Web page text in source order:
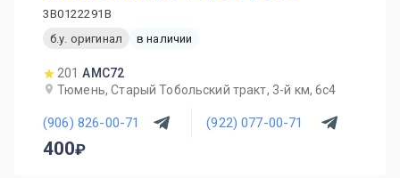
3B0122291B
б.у. оригинал
в наличии
201 AMC72
Тюмень, Старый Тобольский тракт, 3-й км, 6с4
(906) 826-00-71 (922) 077-00-71
400